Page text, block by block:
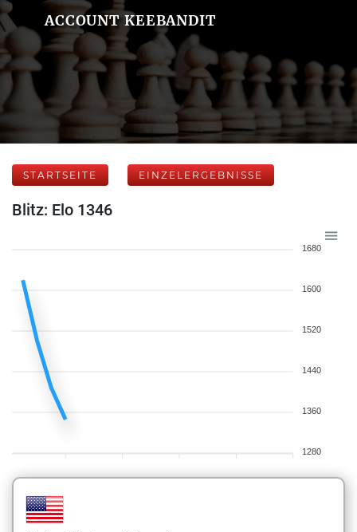
ACCOUNT KEEBANDIT
STARTSEITE EINZELERGEBNISSE
Blitz: Elo 1346
1680
1600
1520
1440
1360
1280